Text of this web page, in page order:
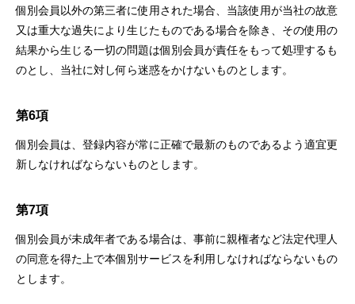
個別会員以外の第三者に使⽤された場合、当該使⽤が当社の故意
⼜は重⼤な過失により⽣じたものである場合を除き、その使⽤の
結果から⽣じる⼀切の問題は個別会員が責任をもって処理するも
のとし、当社に対し何ら迷惑をかけないものとします。
第6項
個別会員は、登録内容が常に正確で最新のものであるよう適宜更
新しなければならないものとします。
第7項
個別会員が未成年者である場合は、事前に親権者など法定代理⼈
の同意を得た上で本個別サービスを利⽤しなければならないもの
とします。